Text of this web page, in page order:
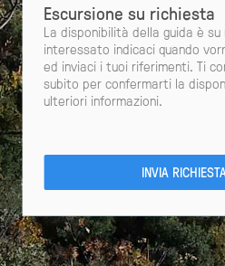
Escursione su richiesta
La disponibilità della guida è
interessato indicaci quando
ed inviaci i tuoi riferimenti. Ti
subito per confermarti la
ulteriori informazioni.